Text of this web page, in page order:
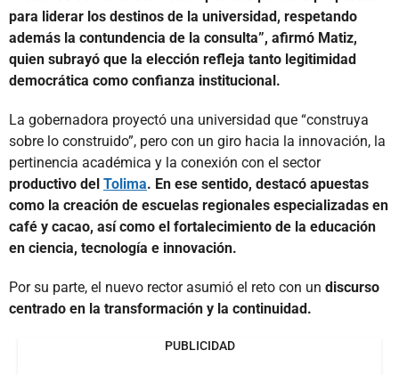
para liderar los destinos de la universidad, respetando
además la contundencia de la consulta”, afirmó Matiz,
quien subrayó que la elección refleja tanto legitimidad
democrática como confianza institucional.
La gobernadora proyectó una universidad que “construya
sobre lo construido”, pero con un giro hacia la innovación, la
pertinencia académica y la conexión con el sector
productivo del Tolima. En ese sentido, destacó apuestas
como la creación de escuelas regionales especializadas en
café y cacao, así como el fortalecimiento de la educación
en ciencia, tecnología e innovación.
Por su parte, el nuevo rector asumió el reto con un discurso
centrado en la transformación y la continuidad.
PUBLICIDAD